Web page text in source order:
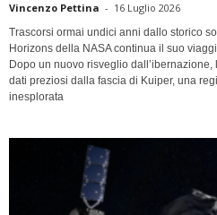
Vincenzo Pettina - 16 Luglio 2026
Trascorsi ormai undici anni dallo storico
Horizons della NASA continua il suo
Dopo un nuovo risveglio
dati preziosi dalla fascia di Kuiper, una
inesplorata